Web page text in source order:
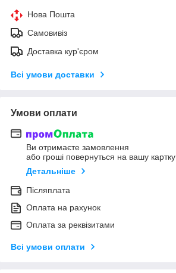
Нова Пошта
Самовивіз
Доставка кур'єром
Всі умови доставки
Умови оплати
Ви отримаєте замовлення
або гроші повернуться на вашу картку
Детальніше
Післяплата
Оплата на рахунок
Оплата за реквізитами
Всі умови оплати